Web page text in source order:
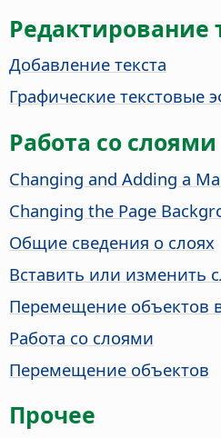
Редактирование
Добавление текста
Графические текстовые
Работа со слоями
Changing and Adding a
Changing the Page
Общие сведения о слоях
Вставить или изменить
Перемещение объектов
Работа со слоями
Перемещение объектов
Прочее